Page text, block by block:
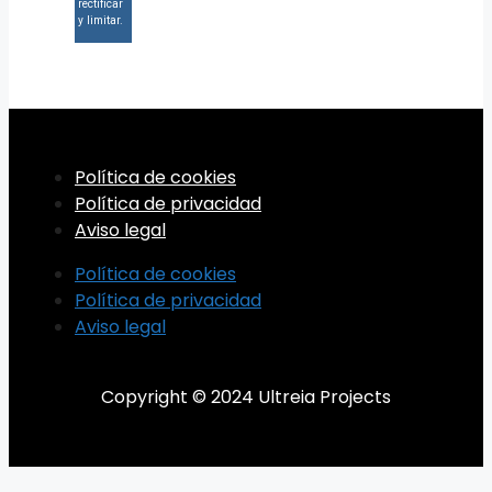
rectificar
y limitar.
Política de cookies
Política de privacidad
Aviso legal
Política de cookies
Política de privacidad
Aviso legal
Copyright © 2024 Ultreia Projects